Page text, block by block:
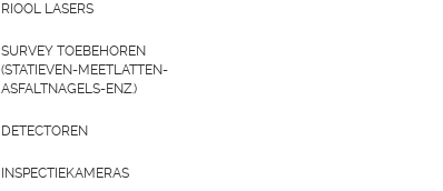
RIOOL LASERS
SURVEY TOEBEHOREN
(STATIEVEN-MEETLATTEN-
ASFALTNAGELS-ENZ.)
DETECTOREN
INSPECTIEKAMERAS